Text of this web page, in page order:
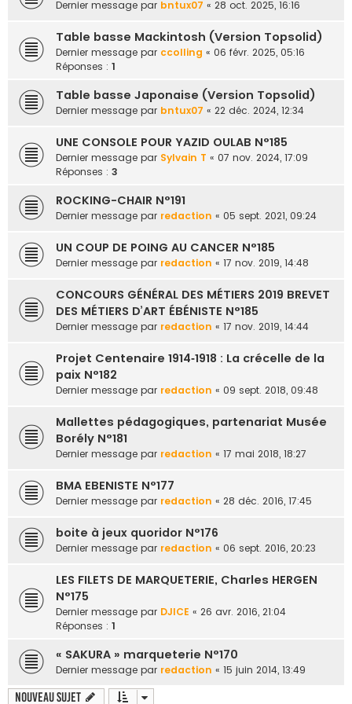
Dernier message par bntux07 « 28 oct. 2025, 16:16
Table basse Mackintosh (Version Topsolid)
Dernier message par ccolling « 06 févr. 2025, 05:16
Réponses : 1
Table basse Japonaise (Version Topsolid)
Dernier message par bntux07 « 22 déc. 2024, 12:34
UNE CONSOLE POUR YAZID OULAB N°185
Dernier message par Sylvain T « 07 nov. 2024, 17:09
Réponses : 3
ROCKING-CHAIR N°191
Dernier message par redaction « 05 sept. 2021, 09:24
UN COUP DE POING AU CANCER N°185
Dernier message par redaction « 17 nov. 2019, 14:48
CONCOURS GÉNÉRAL DES MÉTIERS 2019 BREVET
DES MÉTIERS D’ART ÉBÉNISTE N°185
Dernier message par redaction « 17 nov. 2019, 14:44
Projet Centenaire 1914‐1918 : La crécelle de la
paix N°182
Dernier message par redaction « 09 sept. 2018, 09:48
Mallettes pédagogiques, partenariat Musée
Borély N°181
Dernier message par redaction « 17 mai 2018, 18:27
BMA EBENISTE N°177
Dernier message par redaction « 28 déc. 2016, 17:45
boite à jeux quoridor N°176
Dernier message par redaction « 06 sept. 2016, 20:23
LES FILETS DE MARQUETERIE, Charles HERGEN
N°175
Dernier message par DJICE « 26 avr. 2016, 21:04
Réponses : 1
« SAKURA » marqueterie N°170
Dernier message par redaction « 15 juin 2014, 13:49
Nouveau sujet